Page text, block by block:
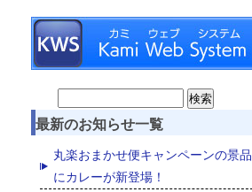
for:
最新のお知らせ一覧
丸楽おまかせ便キャンペーンの景品
にカレーが新登場！